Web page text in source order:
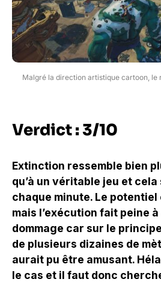
Malgré la direction artistique cartoon, le
Verdict : 3/10
Extinction ressemble bien
qu’à un véritable jeu et
chaque minute. Le
mais l’exécution fait peine
dommage car sur le
de plusieurs dizaines de
aurait pu être amusant.
le cas et il faut donc